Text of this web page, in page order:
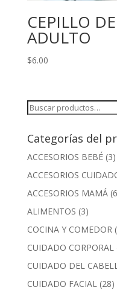
CEPILLO
ADULTO
$6.00
Buscar
Categorías del
ACCESORIOS BEBÉ (3)
ACCESORIOS
ACCESORIOS MAMÁ
ALIMENTOS (3)
COCINA Y COMEDOR
CUIDADO CORPORAL
CUIDADO DEL
CUIDADO FACIAL (28)